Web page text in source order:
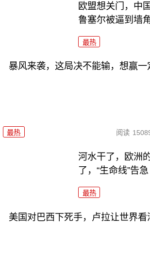
欧盟想关门，中
鲁塞尔被逼到墙
最热
暴风来袭，这局决不能输，想赢
最热 阅读
河水干了，欧洲
了，“生命线”告急
最热
美国对巴西下死手，卢拉让世界